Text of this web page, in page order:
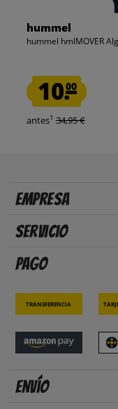
hummel
hummel hmlMOVER
10.00
antes1 34,95 €
Empresa
Servicio
Pago
Transferencia
Envío